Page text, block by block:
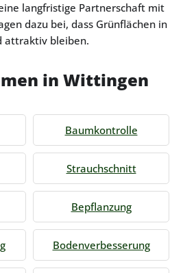
langfristige Partnerschaft mit
dazu bei, dass Grünflächen in
attraktiv bleiben.
in Wittingen
Baumkontrolle
Strauchschnitt
Bepflanzung
Bodenverbesserung